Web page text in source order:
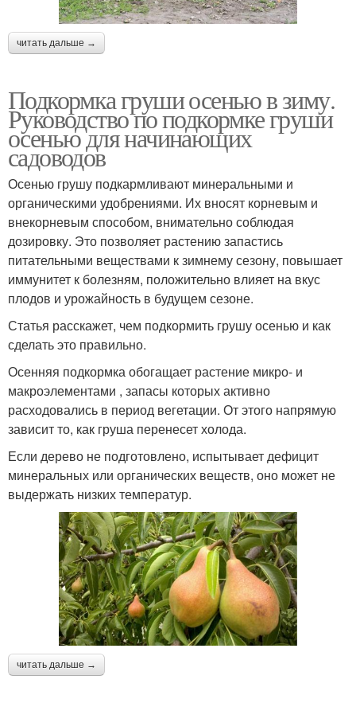
читать дальше →
Подкормка груши осенью в зиму.
Руководство по подкормке груши
осенью для начинающих
садоводов
Осенью грушу подкармливают минеральными и
органическими удобрениями. Их вносят корневым и
внекорневым способом, внимательно соблюдая
дозировку. Это позволяет растению запастись
питательными веществами к зимнему сезону, повышает
иммунитет к болезням, положительно влияет на вкус
плодов и урожайность в будущем сезоне.
Статья расскажет, чем подкормить грушу осенью и как
сделать это правильно.
Осенняя подкормка обогащает растение микро- и
макроэлементами , запасы которых активно
расходовались в период вегетации. От этого напрямую
зависит то, как груша перенесет холода.
Если дерево не подготовлено, испытывает дефицит
минеральных или органических веществ, оно может не
выдержать низких температур.
читать дальше →